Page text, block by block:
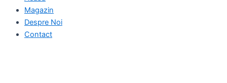
Magazin
Despre Noi
Contact